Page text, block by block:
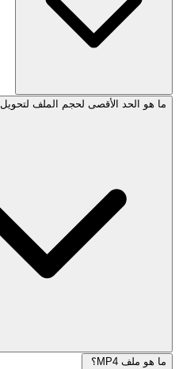
ما هو الحد الأقصى لحجم الملف لتحويل MP4 إلى GIF؟
ما هو ملف MP4؟